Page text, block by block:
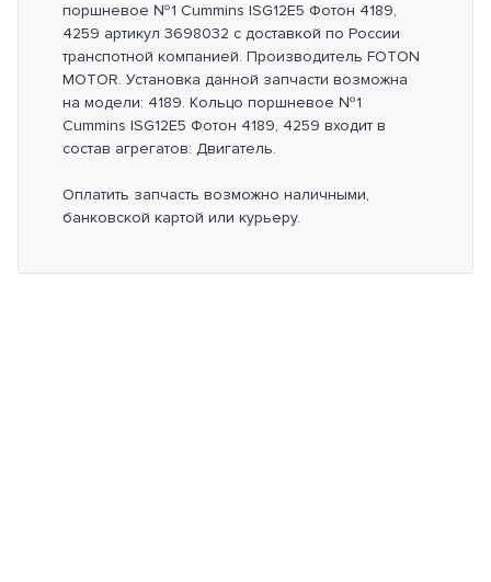
поршневое №1 Cummins ISG12E5 Фотон 4189,
4259 артикул 3698032 с доставкой по России
транспотной компанией. Производитель FOTON
MOTOR. Установка данной запчасти возможна
на модели: 4189. Кольцо поршневое №1
Cummins ISG12E5 Фотон 4189, 4259 входит в
состав агрегатов: Двигатель.
Оплатить запчасть возможно наличными,
банковской картой или курьеру.